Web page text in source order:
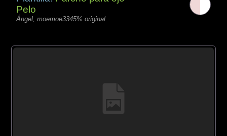
Pelo
Ángel, moemoe3345% original